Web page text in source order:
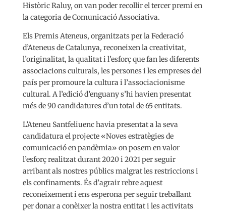
Històric Raluy, on van poder recollir el tercer premi en
la categoria de Comunicació Associativa.
Els Premis Ateneus, organitzats per la Federació
d’Ateneus de Catalunya, reconeixen la creativitat,
l’originalitat, la qualitat i l’esforç que fan les diferents
associacions culturals, les persones i les empreses del
país per promoure la cultura i l’associacionisme
cultural. A l’edició d’enguany s’hi havien presentat
més de 90 candidatures d’un total de 65 entitats.
L’Ateneu Santfeliuenc havia presentat a la seva
candidatura el projecte «Noves estratègies de
comunicació en pandèmia» on posem en valor
l’esforç realitzat durant 2020 i 2021 per seguir
arribant als nostres públics malgrat les restriccions i
els confinaments. És d’agrair rebre aquest
reconeixement i ens esperona per seguir treballant
per donar a conèixer la nostra entitat i les activitats